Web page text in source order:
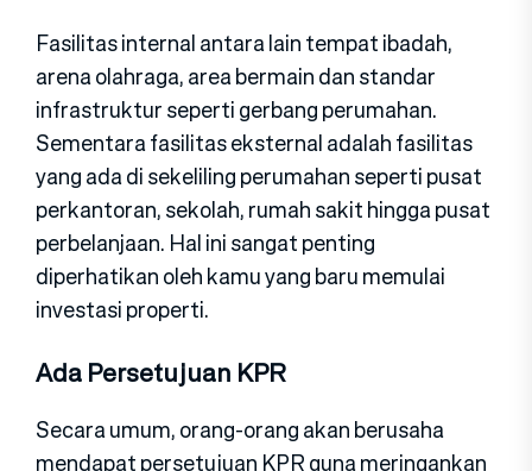
Fasilitas internal antara lain tempat ibadah,
arena olahraga, area bermain dan standar
infrastruktur seperti gerbang perumahan.
Sementara fasilitas eksternal adalah fasilitas
yang ada di sekeliling perumahan seperti pusat
perkantoran, sekolah, rumah sakit hingga pusat
perbelanjaan. Hal ini sangat penting
diperhatikan oleh kamu yang baru memulai
investasi properti.
Ada Persetujuan KPR
Secara umum, orang-orang akan berusaha
mendapat persetujuan KPR guna meringankan